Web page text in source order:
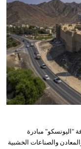
"اليونسكو" مبادرة
والصناعات الخشبية